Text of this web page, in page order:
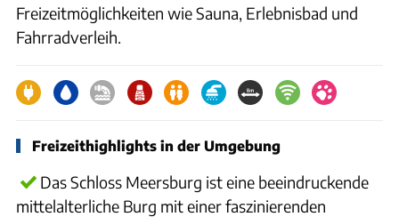
Freizeitmöglichkeiten wie Sauna, Erlebnisbad und
Fahrradverleih.
Freizeithighlights in der Umgebung
Das Schloss Meersburg ist eine beeindruckende
mittelalterliche Burg mit einer faszinierenden